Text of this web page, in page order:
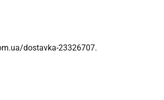
dostavka-23326707.